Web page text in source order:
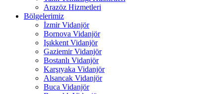
Arazöz Hizmetleri
Bölgelerimiz
İzmir Vidanjör
Bornova Vidanjör
Işıkkent Vidanjör
Gaziemir Vidanjör
Bostanlı Vidanjör
Karşıyaka Vidanjör
Alsancak Vidanjör
Buca Vidanjör